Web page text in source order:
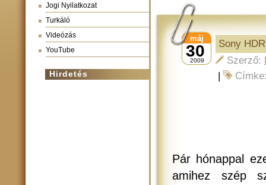
Jogi Nyilatkozat
Turkáló
Videózás
YouTube
Hirdetés
30
máj
2009
Sony
Szerző:
|
Pár hónappal
amihez szép